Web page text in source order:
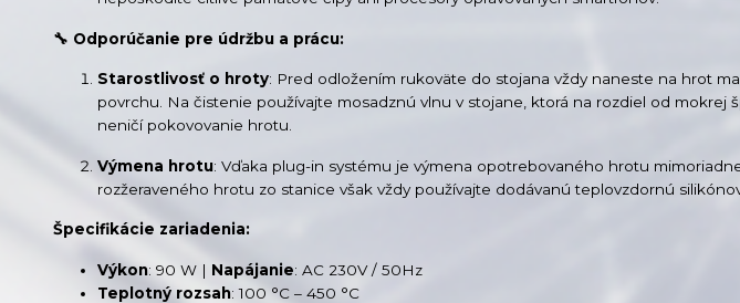
🔧 Odporúčanie pre údržbu a prácu:
Starostlivosť o hroty: Pred odložením rukoväte do stojana vždy naneste na hrot
povrchu. Na čistenie používajte mosadznú vlnu v stojane, ktorá na rozdiel od
neničí pokovovanie hrotu.
Výmena hrotu: Vďaka plug-in systému je výmena opotrebovaného hrotu
rozžeraveného hrotu zo stanice však vždy používajte dodávanú teplovzdornú
Špecifikácie zariadenia:
Výkon: 90 W | Napájanie: AC 230V / 50Hz
Teplotný rozsah: 100 °C – 450 °C